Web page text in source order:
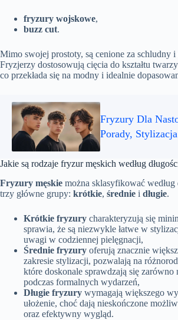
fryzury wojskowe,
buzz cut.
Mimo swojej prostoty, są cenione za schludny i
Fryzjerzy dostosowują cięcia do kształtu
co przekłada się na modny i idealnie
Fryzury Dla
Porady, Stylizacja
Jakie są rodzaje fryzur męskich według
Fryzury męskie można sklasyfikować według
trzy główne grupy: krótkie, średnie i długie.
Krótkie fryzury charakteryzują się
sprawia, że są niezwykle łatwe w
uwagi w codziennej pielęgnacji,
Średnie fryzury oferują znacznie
zakresie stylizacji, pozwalają na
które doskonale sprawdzają się zarówno
podczas formalnych wydarzeń,
Długie fryzury wymagają większego
ułożenie, choć dają nieskończone
oraz efektywny wygląd.